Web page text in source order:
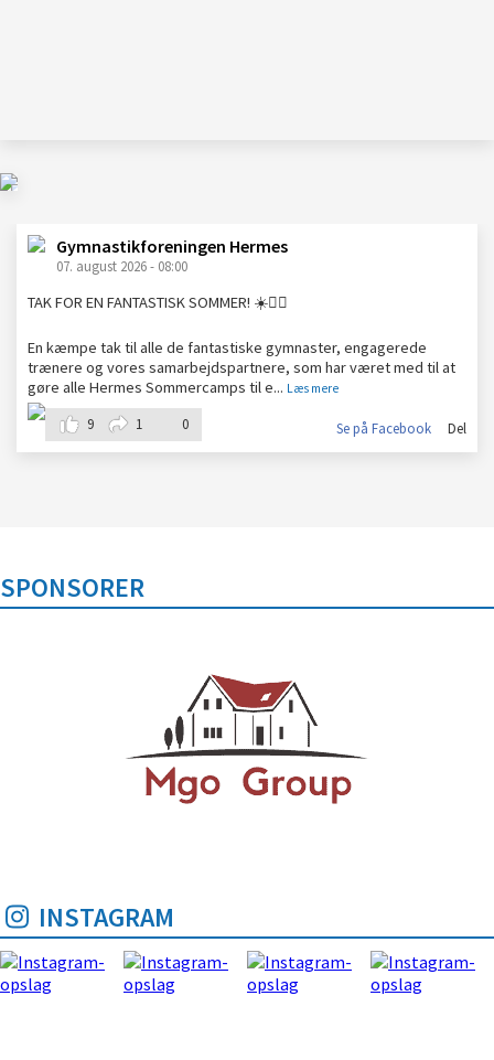
Hermes
synes godt om
Gymnastikforeningen Hermes
07. august 2026 - 08:00
TAK FOR EN FANTASTISK SOMMER! ☀️🤸‍♀️
En kæmpe tak til alle de fantastiske gymnaster, engagerede
trænere og vores samarbejdspartnere, som har været med til at
gøre alle Hermes Sommercamps til e... Læs mere
9 1 0 Se på Facebook Del
SPONSORER
INSTAGRAM